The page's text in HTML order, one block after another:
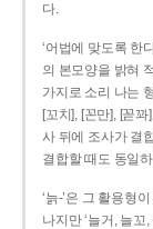
다.
‘어법에 맞도록 한
의 본모양을 밝혀
가지로 소리 나는
[꼬치], [꼰만], [꼳꽈
사 뒤에 조사가 결
결합할 때도 동일
‘늙-’은 그 활용형
나지만 ‘늘거, 늘꼬